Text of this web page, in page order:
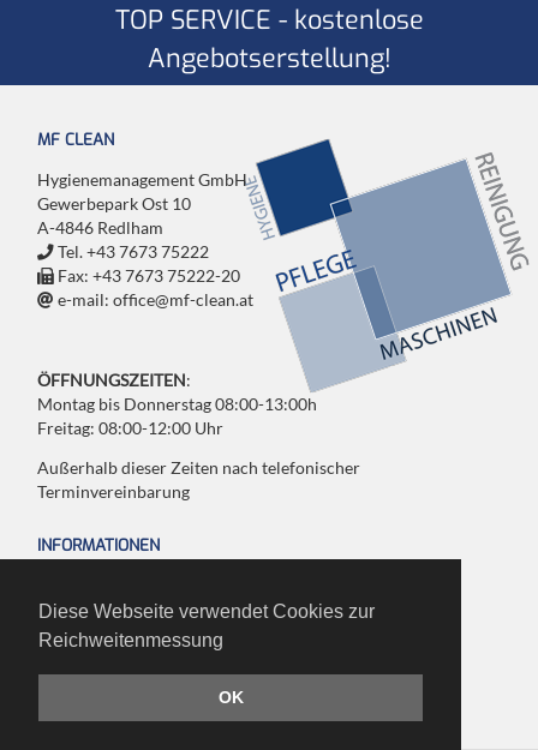
Diese Webseite verwendet Cookies zur
Reichweitenmessung
OK
TOP SERVICE - kostenlose
Angebotserstellung!
MF CLEAN
Hygienemanagement GmbH
Gewerbepark Ost 10
A-4846 Redlham
Tel. +43 7673 75222
Fax: +43 7673 75222-20
e-mail: office@mf-clean.at
ÖFFNUNGSZEITEN:
Montag bis Donnerstag 08:00-13:00h
Freitag: 08:00-12:00 Uhr
Außerhalb dieser Zeiten nach telefonischer
Terminvereinbarung
INFORMATIONEN
Agb
Datenschutz & Sicherheit